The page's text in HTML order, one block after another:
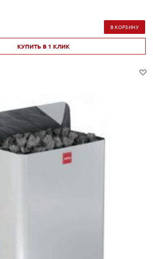
В КОРЗИНУ
КУПИТЬ В 1 КЛИК